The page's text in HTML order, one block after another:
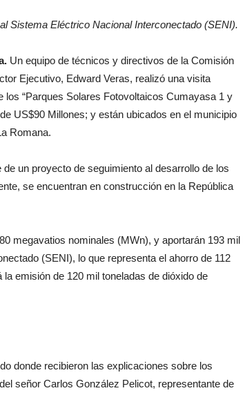
Sistema Eléctrico Nacional Interconectado (SENI).
Un equipo de técnicos y directivos de la Comisión
Ejecutivo, Edward Veras, realizó una visita
“Parques Solares Fotovoltaicos Cumayasa 1 y
US$90 Millones; y están ubicados en el municipio
Romana.
un proyecto de seguimiento al desarrollo de los
se encuentran en construcción en la República
megavatios nominales (MWn), y aportarán 193 mil
(SENI), lo que representa el ahorro de 112
emisión de 120 mil toneladas de dióxido de
donde recibieron las explicaciones sobre los
señor Carlos González Pelicot, representante de